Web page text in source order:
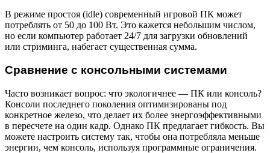
В режиме простоя (idle) современный игровой ПК может
потреблять от 50 до 100 Вт. Это кажется небольшим числом,
но если компьютер работает 24/7 для загрузки обновлений
или стриминга, набегает существенная сумма.
Сравнение с консольными системами
Часто возникает вопрос: что экологичнее — ПК или консоль?
Консоли последнего поколения оптимизированы под
конкретное железо, что делает их более энергоэффективными
в пересчете на один кадр. Однако ПК предлагает гибкость. Вы
можете настроить систему так, чтобы она потребляла меньше
энергии, чем консоль, используя программные ограничения.